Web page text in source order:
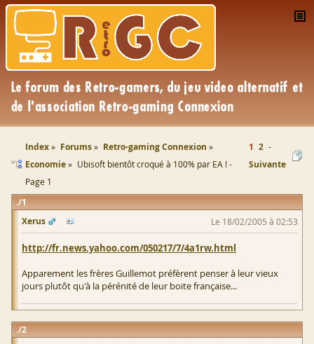
Index Forums
Retro-gaming Connexion
Economie
Ubisoft bientôt croqué à 100% par EA ! -
Page 1
1 2
Suivante
1
Xerus
Le 18/02/2005 à 02:53
http://fr.news.yahoo.com/050217/7/4a1rw.html
Apparement les frères Guillemot préfèrent penser à leur vieux
jours plutôt qu'à la pérénité de leur boite française...
2